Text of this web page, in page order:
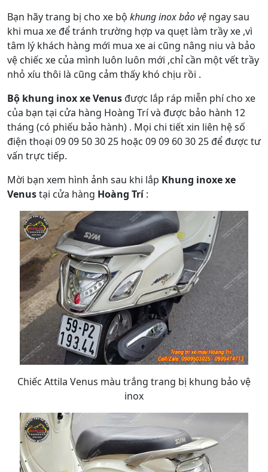
Bạn hãy trang bị cho xe bộ khung inox bảo vệ ngay sau
khi mua xe để tránh trường hợp va quẹt làm trầy xe ,vì
tâm lý khách hàng mới mua xe ai cũng nâng niu và bảo
vệ chiếc xe của mình luôn luôn mới ,chỉ cần một vết trầy
nhỏ xíu thôi là cũng cảm thấy khó chịu rồi .
Bộ khung inox xe Venusđược lắp ráp miễn phí cho xe
của bạn tại cửa hàng Hoàng Trí và được bảo hành 12
tháng (có phiếu bảo hành) . Mọi chi tiết xin liên hệ số
điện thoại 09 09 50 30 25 hoặc 09 09 60 30 25 để được tư
vấn trực tiếp.
Mời bạn xem hình ảnh sau khi lắp Khung inoxe xe
Venustại cửa hàng Hoàng Trí:
Chiếc Attila Venus màu trắng trang bị khung bảo vệ
inox